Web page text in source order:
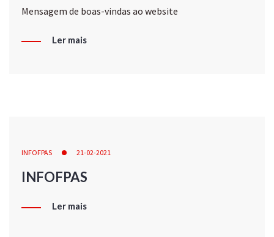
Mensagem de boas-vindas ao website
Ler mais
INFOFPAS 21-02-2021
INFOFPAS
Ler mais